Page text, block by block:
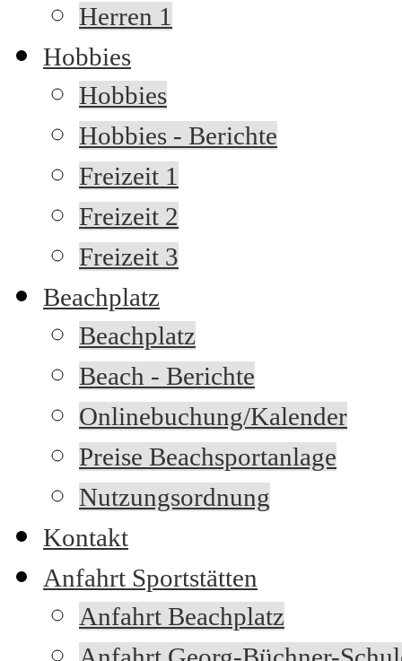
Herren 1
Hobbies
Hobbies
Hobbies - Berichte
Freizeit 1
Freizeit 2
Freizeit 3
Beachplatz
Beachplatz
Beach - Berichte
Onlinebuchung/Kalender
Preise Beachsportanlage
Nutzungsordnung
Kontakt
Anfahrt Sportstätten
Anfahrt Beachplatz